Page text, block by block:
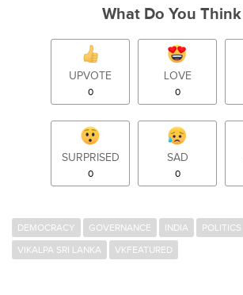
What Do You Think
UPVOTE
0
LOVE
0
SURPRISED
0
SAD
0
DEMOCRACY GOVERNANCE INDIA POLITICS
VIKALPA SRI LANKA
VKFEATURED